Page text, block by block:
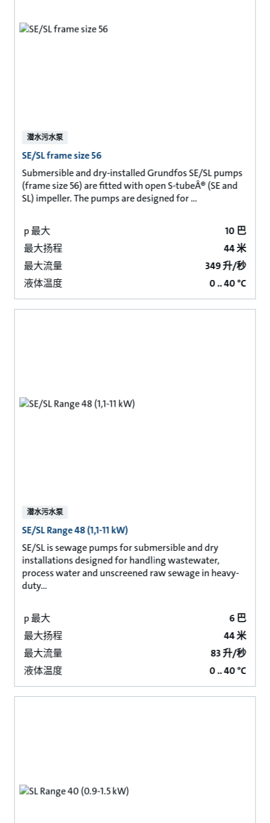
潜水污水泵
SE/SL frame size 56
Submersible and dry-installed Grundfos SE/SL pumps
(frame size 56) are fitted with open S-tubeÂ® (SE and
SL) impeller. The pumps are designed for ...
p 最大
10 巴
最大扬程
44 米
最大流量
349 升/秒
液体温度
0 .. 40 °C
潜水污水泵
SE/SL Range 48 (1,1-11 kW)
SE/SL is sewage pumps for submersible and dry
installations designed for handling wastewater,
process water and unscreened raw sewage in heavy-
duty...
p 最大
6 巴
最大扬程
44 米
最大流量
83 升/秒
液体温度
0 .. 40 °C